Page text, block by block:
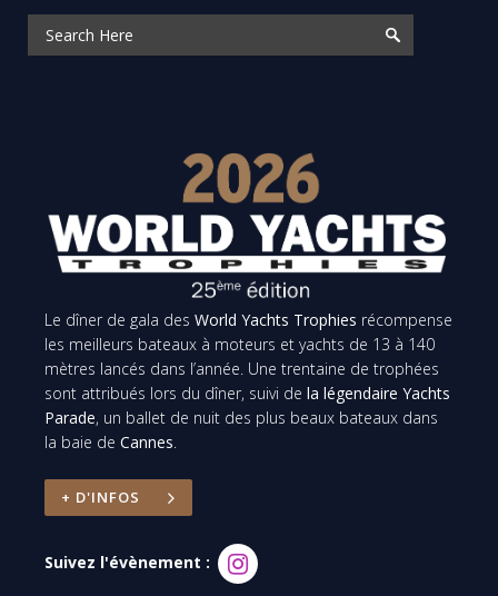
Le dîner de gala des World Yachts Trophies récompense
les meilleurs bateaux à moteurs et yachts de 13 à 140
mètres lancés dans l’année. Une trentaine de trophées
sont attribués lors du dîner, suivi de la légendaire Yachts
Parade, un ballet de nuit des plus beaux bateaux dans
la baie de Cannes.
+ D'INFOS
Suivez l'évènement :